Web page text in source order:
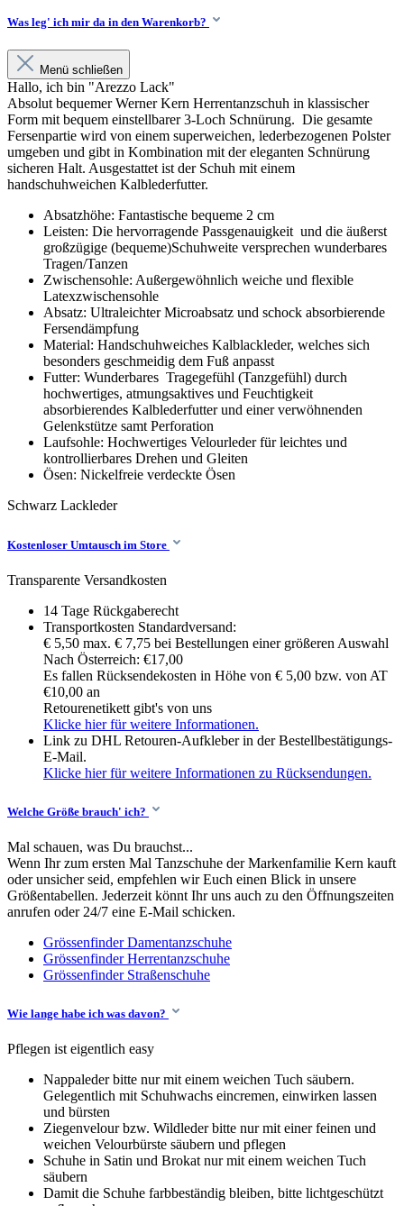
Was leg' ich mir da in den Warenkorb?
Menü schließen
Hallo, ich bin "Arezzo Lack"
Absolut bequemer Werner Kern Herrentanzschuh in klassischer
Form mit bequem einstellbarer 3-Loch Schnürung. Die gesamte
Fersenpartie wird von einem superweichen, lederbezogenen Polster
umgeben und gibt in Kombination mit der eleganten Schnürung
sicheren Halt. Ausgestattet ist der Schuh mit einem
handschuhweichen Kalblederfutter.
Absatzhöhe: Fantastische bequeme 2 cm
Leisten: Die hervorragende Passgenauigkeit und die äußerst
großzügige (bequeme)Schuhweite versprechen wunderbares
Tragen/Tanzen
Zwischensohle: Außergewöhnlich weiche und flexible
Latexzwischensohle
Absatz: Ultraleichter Microabsatz und schock absorbierende
Fersendämpfung
Material: Handschuhweiches Kalblackleder, welches sich
besonders geschmeidig dem Fuß anpasst
Futter: Wunderbares Tragegefühl (Tanzgefühl) durch
hochwertiges, atmungsaktives und Feuchtigkeit
absorbierendes Kalblederfutter und einer verwöhnenden
Gelenkstütze samt Perforation
Laufsohle: Hochwertiges Velourleder für leichtes und
kontrollierbares Drehen und Gleiten
Ösen: Nickelfreie verdeckte Ösen
Schwarz Lackleder
Kostenloser Umtausch im Store
Transparente Versandkosten
14 Tage Rückgaberecht
Transportkosten Standardversand:
€ 5,50 max. € 7,75 bei Bestellungen einer größeren Auswahl
Nach Österreich: €17,00
Es fallen Rücksendekosten in Höhe von € 5,00 bzw. von AT
€10,00 an
Retourenetikett gibt's von uns
Klicke hier für weitere Informationen.
Link zu DHL Retouren-Aufkleber in der Bestellbestätigungs-
E-Mail.
Klicke hier für weitere Informationen zu Rücksendungen.
Welche Größe brauch' ich?
Mal schauen, was Du brauchst...
Wenn Ihr zum ersten Mal Tanzschuhe der Markenfamilie Kern kauft
oder unsicher seid, empfehlen wir Euch einen Blick in unsere
Größentabellen. Jederzeit könnt Ihr uns auch zu den Öffnungszeiten
anrufen oder 24/7 eine E-Mail schicken.
Grössenfinder Damentanzschuhe
Grössenfinder Herrentanzschuhe
Grössenfinder Straßenschuhe
Wie lange habe ich was davon?
Pflegen ist eigentlich easy
Nappaleder bitte nur mit einem weichen Tuch säubern.
Gelegentlich mit Schuhwachs eincremen, einwirken lassen
und bürsten
Ziegenvelour bzw. Wildleder bitte nur mit einer feinen und
weichen Velourbürste säubern und pflegen
Schuhe in Satin und Brokat nur mit einem weichen Tuch
säubern
Damit die Schuhe farbbeständig bleiben, bitte lichtgeschützt